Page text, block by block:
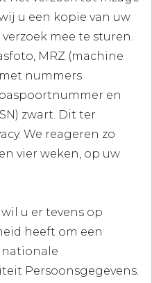
u een kopie van uw
mee te sturen.
MRZ (machine
nummers
en
zwart. Dit ter
We reageren zo
vier weken, op uw
wil u er tevens op
heeft om een
Persoonsgegevens.